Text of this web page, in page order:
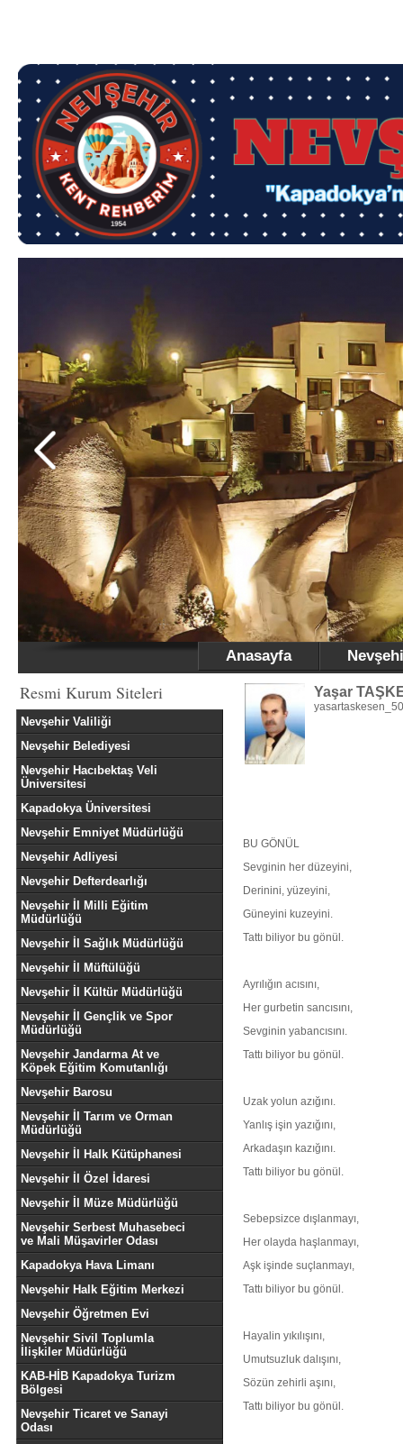
Anasayfa
Resmi Kurum Siteleri
Nevşehir Valiliği
Nevşehir Belediyesi
Nevşehir Hacıbektaş Veli
Üniversitesi
Kapadokya Üniversitesi
Nevşehir Emniyet Müdürlüğü
Nevşehir Adliyesi
Nevşehir Defterdearlığı
Nevşehir İl Milli Eğitim
Müdürlüğü
Nevşehir İl Sağlık Müdürlüğü
Nevşehir İl Müftülüğü
Nevşehir İl Kültür Müdürlüğü
Nevşehir İl Gençlik ve Spor
Müdürlüğü
Nevşehir Jandarma At ve
Köpek Eğitim Komutanlığı
Nevşehir Barosu
Nevşehir İl Tarım ve Orman
Müdürlüğü
Nevşehir İl Halk Kütüphanesi
Nevşehir İl Özel İdaresi
Nevşehir İl Müze Müdürlüğü
Nevşehir Serbest Muhasebeci
ve Mali Müşavirler Odası
Kapadokya Hava Limanı
Nevşehir Halk Eğitim Merkezi
Nevşehir Öğretmen Evi
Nevşehir Sivil Toplumla
İlişkiler Müdürlüğü
KAB-HİB Kapadokya Turizm
Bölgesi
Nevşehir Ticaret ve Sanayi
Odası
Yaşar
BU GÖNÜL
Sevginin her düzeyini,
Derinini, yüzeyini,
Güneyini kuzeyini.
Tattı biliyor bu gönül.
Ayrılığın acısını,
Her gurbetin sancısını,
Sevginin yabancısını.
Tattı biliyor bu gönül.
Uzak yolun azığını.
Yanlış işin yazığını,
Arkadaşın kazığını.
Tattı biliyor bu gönül.
Sebepsizce dışlanmayı,
Her olayda haşlanmayı,
Aşk işinde suçlanmayı,
Tattı biliyor bu gönül.
Hayalin yıkılışını,
Umutsuzluk dalışını,
Sözün zehirli aşını,
Tattı biliyor bu gönül.